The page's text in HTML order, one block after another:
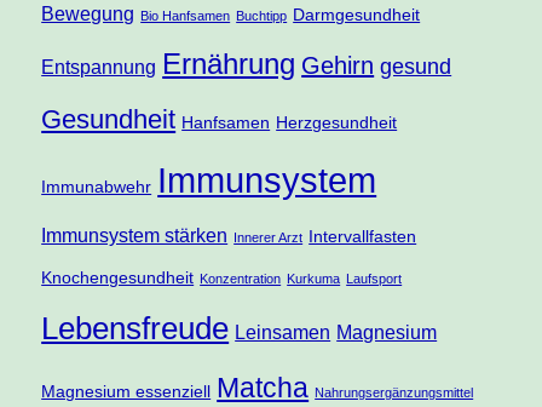
Bewegung Bio Hanfsamen Buchtipp Darmgesundheit
Entspannung Ernährung Gehirn gesund
Gesundheit Hanfsamen Herzgesundheit
Immunabwehr Immunsystem
Immunsystem stärken Innerer Arzt Intervallfasten
Knochengesundheit Konzentration Kurkuma Laufsport
Lebensfreude Leinsamen Magnesium
Magnesium essenziell Matcha Nahrungsergänzungsmittel